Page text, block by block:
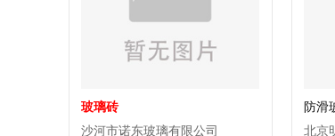
玻璃砖
沙河市诺东玻璃有限公司
防滑
北京